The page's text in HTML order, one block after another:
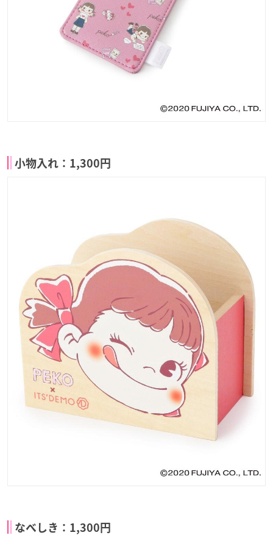
小物入れ：1,300円
なべしき：1,300円